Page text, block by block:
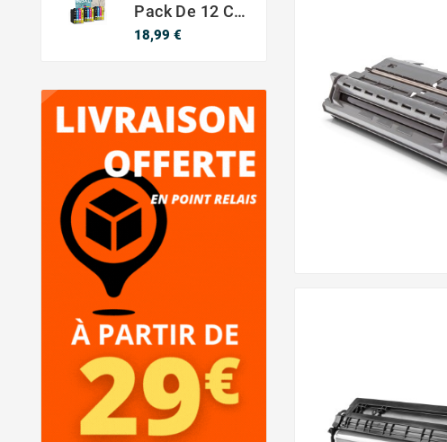
Pack De 12 Cartuchos Compatibles EPSON 603XL
18,99 €